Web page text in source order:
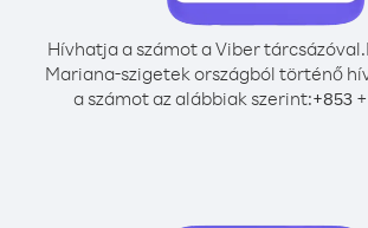
Hívhatja a számot a Viber tárcsázóval.
Mariana-szigetek országból történő
a számot az alábbiak szerint:+853+